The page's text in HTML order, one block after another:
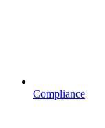
Compliance